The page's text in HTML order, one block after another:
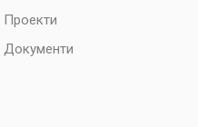
Проекти
Документи